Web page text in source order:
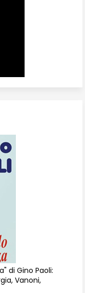
di Gino Paoli:
Vanoni,